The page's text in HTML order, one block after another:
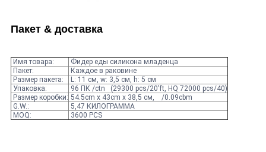
Пакет & доставка
Имя товара:
Фидер еды силикона младенца
Пакет:
Каждое в раковине
Размер пакета:
L: 11 см, w: 3,5 см, h: 5 см
Упаковка:
96 ПК /ctn (29300 pcs/20'ft, HQ 72000 pcs/40)
Размер коробки: 54.5cm x 43cm x 38,5 см, /0.09cbm
G.W.:
5,47 КИЛОГРАММА
MOQ:
3600 PCS